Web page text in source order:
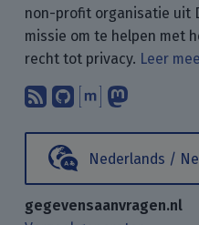
non-profit organisatie uit
missie om te helpen met
recht tot privacy. Leer
Abonneer op
Vind ons op
Praat
Nederlands /
gegevensaanvragen.nl